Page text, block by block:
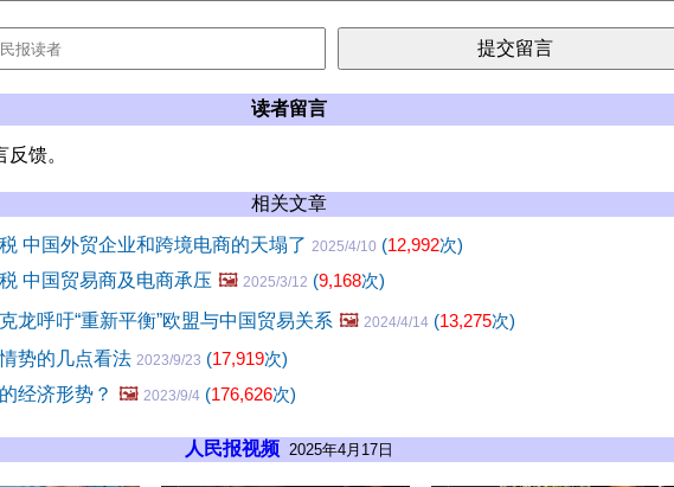
读者留言
馈。
相关文章
中国外贸企业和跨境电商的天塌了 2025/4/10 (12,992次)
中国贸易商及电商承压 🖼️ 2025/3/12 (9,168次)
龙呼吁“重新平衡”欧盟与中国贸易关系 🖼️ 2024/4/14 (13,275次)
势的几点看法 2023/9/23 (17,919次)
经济形势？ 🖼️ 2023/9/4 (176,626次)
人民报视频 2025年4月17日